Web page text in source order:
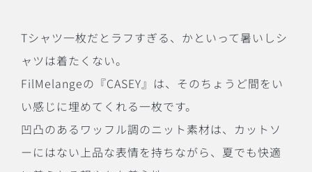
Tシャツ一枚だとラフすぎる、かといって暑いしシ
ャツは着たくない。
FilMelangeの『CASEY』は、そのちょうど間をい
い感じに埋めてくれる一枚です。
凹凸のあるワッフル調のニット素材は、カットソ
ーにはない上品な表情を持ちながら、夏でも快適